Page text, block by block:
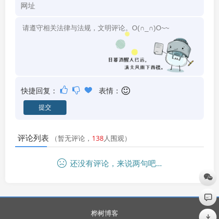
快捷回复： 表情：
评论列表 （暂无评论， 138人围观）
还没有评论，来说两句吧...
桦树博客